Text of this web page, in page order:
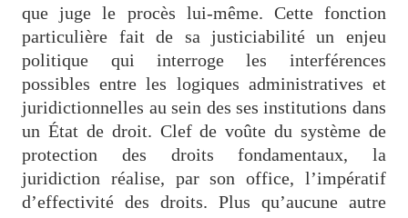
que juge le procès lui-même. Cette fonction
particulière fait de sa justiciabilité un enjeu
politique qui interroge les interférences
possibles entre les logiques administratives et
juridictionnelles au sein des ses institutions dans
un État de droit. Clef de voûte du système de
protection des droits fondamentaux, la
juridiction réalise, par son office, l’impératif
d’effectivité des droits. Plus qu’aucune autre